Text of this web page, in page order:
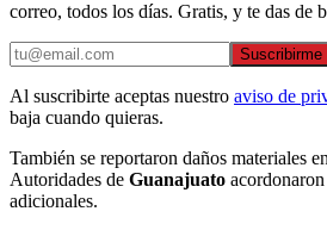
correo, todos los días. Gratis, y te das de
Suscribirme
Al suscribirte aceptas nuestro aviso de
baja cuando quieras.
También se reportaron daños materiales
Autoridades de Guanajuato
adicionales.